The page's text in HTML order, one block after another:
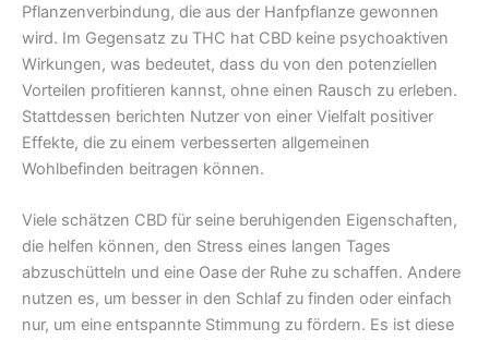
Pflanzenverbindung, die aus der Hanfpflanze gewonnen
wird. Im Gegensatz zu THC hat CBD keine psychoaktiven
Wirkungen, was bedeutet, dass du von den potenziellen
Vorteilen profitieren kannst, ohne einen Rausch zu erleben.
Stattdessen berichten Nutzer von einer Vielfalt positiver
Effekte, die zu einem verbesserten allgemeinen
Wohlbefinden beitragen können.
Viele schätzen CBD für seine beruhigenden Eigenschaften,
die helfen können, den Stress eines langen Tages
abzuschütteln und eine Oase der Ruhe zu schaffen. Andere
nutzen es, um besser in den Schlaf zu finden oder einfach
nur, um eine entspannte Stimmung zu fördern. Es ist diese